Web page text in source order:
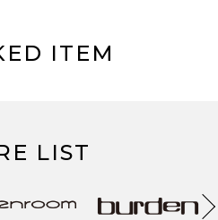
ITEM
LIST